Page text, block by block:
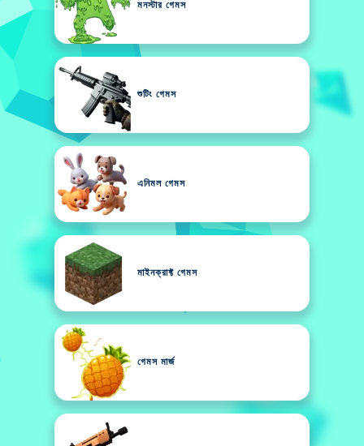
মনস্টার গেমস
শুটিং গেমস
এনিমল গেমস
মাইনক্রাফ্ট গেমস
গেমস মার্জ